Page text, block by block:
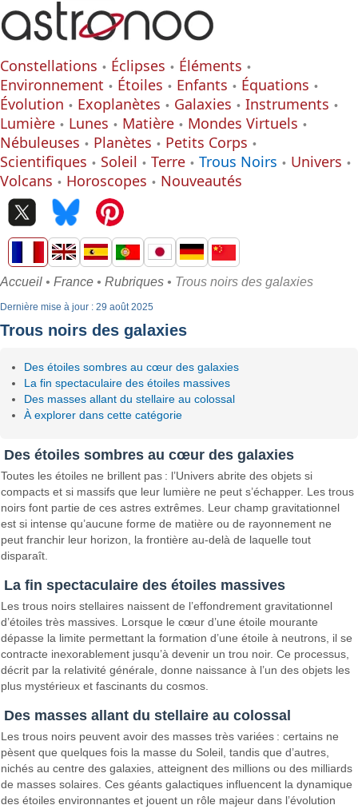
Constellations Éclipses
Éléments
Environnement
Étoiles Enfants
Équations
Évolution
Exoplanètes Galaxies
Instruments
Lumière
Lunes Matière
Mondes Virtuels
Nébuleuses
Planètes
Petits Corps
Scientifiques
Soleil Terre Trous Noirs
Univers
Volcans
Horoscopes Nouveautés
Accueil • France • Rubriques • Trous noirs des galaxies
Dernière mise à jour : 29 août 2025
Trous noirs des galaxies
Des étoiles sombres au cœur des galaxies
La fin spectaculaire des étoiles massives
Des masses allant du stellaire au colossal
À explorer dans cette catégorie
Des étoiles sombres au cœur des galaxies
Toutes les étoiles ne brillent pas : l’Univers abrite des objets si
compacts et si massifs que leur lumière ne peut s’échapper. Les trous
noirs font partie de ces astres extrêmes. Leur champ gravitationnel
est si intense qu’aucune forme de matière ou de rayonnement ne
peut franchir leur horizon, la frontière au‑delà de laquelle tout
disparaît.
La fin spectaculaire des étoiles massives
Les trous noirs stellaires naissent de l’effondrement gravitationnel
d’étoiles très massives. Lorsque le cœur d’une étoile mourante
dépasse la limite permettant la formation d’une étoile à neutrons, il se
contracte inexorablement jusqu’à devenir un trou noir. Ce processus,
décrit par la relativité générale, donne naissance à l’un des objets les
plus mystérieux et fascinants du cosmos.
Des masses allant du stellaire au colossal
Les trous noirs peuvent avoir des masses très variées : certains ne
pèsent que quelques fois la masse du Soleil, tandis que d’autres,
nichés au centre des galaxies, atteignent des millions ou des milliards
de masses solaires. Ces géants galactiques influencent la dynamique
des étoiles environnantes et jouent un rôle majeur dans l’évolution